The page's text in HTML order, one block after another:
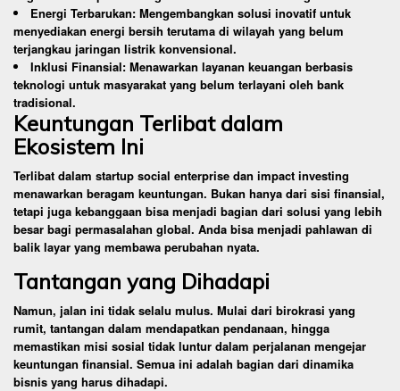
Energi Terbarukan: Mengembangkan solusi inovatif untuk
menyediakan energi bersih terutama di wilayah yang belum
terjangkau jaringan listrik konvensional.
Inklusi Finansial: Menawarkan layanan keuangan berbasis
teknologi untuk masyarakat yang belum terlayani oleh bank
tradisional.
Keuntungan Terlibat dalam
Ekosistem Ini
Terlibat dalam startup social enterprise dan impact investing
menawarkan beragam keuntungan. Bukan hanya dari sisi finansial,
tetapi juga kebanggaan bisa menjadi bagian dari solusi yang lebih
besar bagi permasalahan global. Anda bisa menjadi pahlawan di
balik layar yang membawa perubahan nyata.
Tantangan yang Dihadapi
Namun, jalan ini tidak selalu mulus. Mulai dari birokrasi yang
rumit, tantangan dalam mendapatkan pendanaan, hingga
memastikan misi sosial tidak luntur dalam perjalanan mengejar
keuntungan finansial. Semua ini adalah bagian dari dinamika
bisnis yang harus dihadapi.